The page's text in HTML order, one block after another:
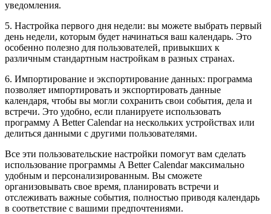
уведомления.
5. Настройка первого дня недели: вы можете выбрать первый
день недели, которым будет начинаться ваш календарь. Это
особенно полезно для пользователей, привыкших к
различным стандартным настройкам в разных странах.
6. Импортирование и экспортирование данных: программа
позволяет импортировать и экспортировать данные
календаря, чтобы вы могли сохранить свои события, дела и
встречи. Это удобно, если планируете использовать
программу A Better Calendar на нескольких устройствах или
делиться данными с другими пользователями.
Все эти пользовательские настройки помогут вам сделать
использование программы A Better Calendar максимально
удобным и персонализированным. Вы сможете
организовывать свое время, планировать встречи и
отслеживать важные события, полностью приводя календарь
в соответствие с вашими предпочтениями.